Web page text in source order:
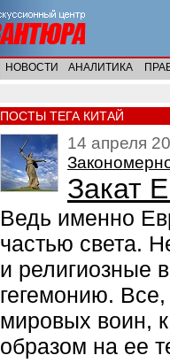
НОВОСТИ АНАЛИТИКА
ПОСТЫ ТЕГА КИТАЙ
14 апреля
Закат
Ведь именно
частью света.
и религиозные
гегемонию.
мировых воин,
образом на ее